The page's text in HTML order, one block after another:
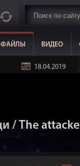
ФАЙЛЫ ВИДЕО
18.04.2019
/ The